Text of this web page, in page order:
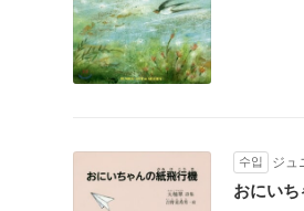
수입 ジュ
おにい